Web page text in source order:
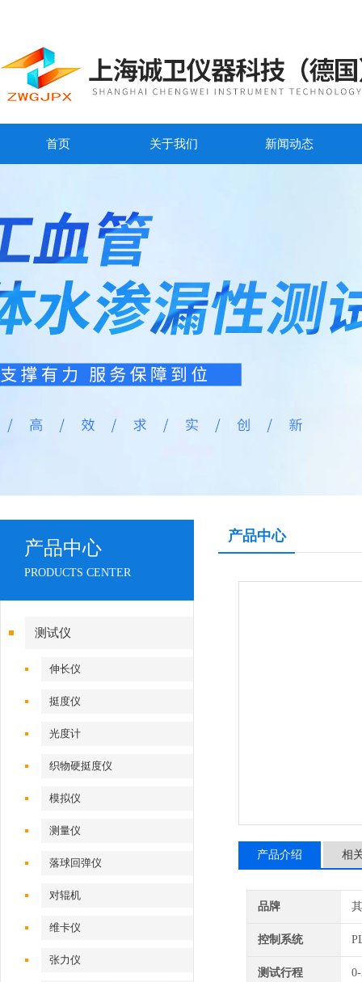
首页 关于我们 新闻动态
产品中心
PRODUCTS CENTER
测试仪
伸长仪
挺度仪
光度计
织物硬挺度仪
模拟仪
测量仪
落球回弹仪
对辊机
维卡仪
张力仪
产品中心
产品介绍 相
品牌
控制系统
测试行程